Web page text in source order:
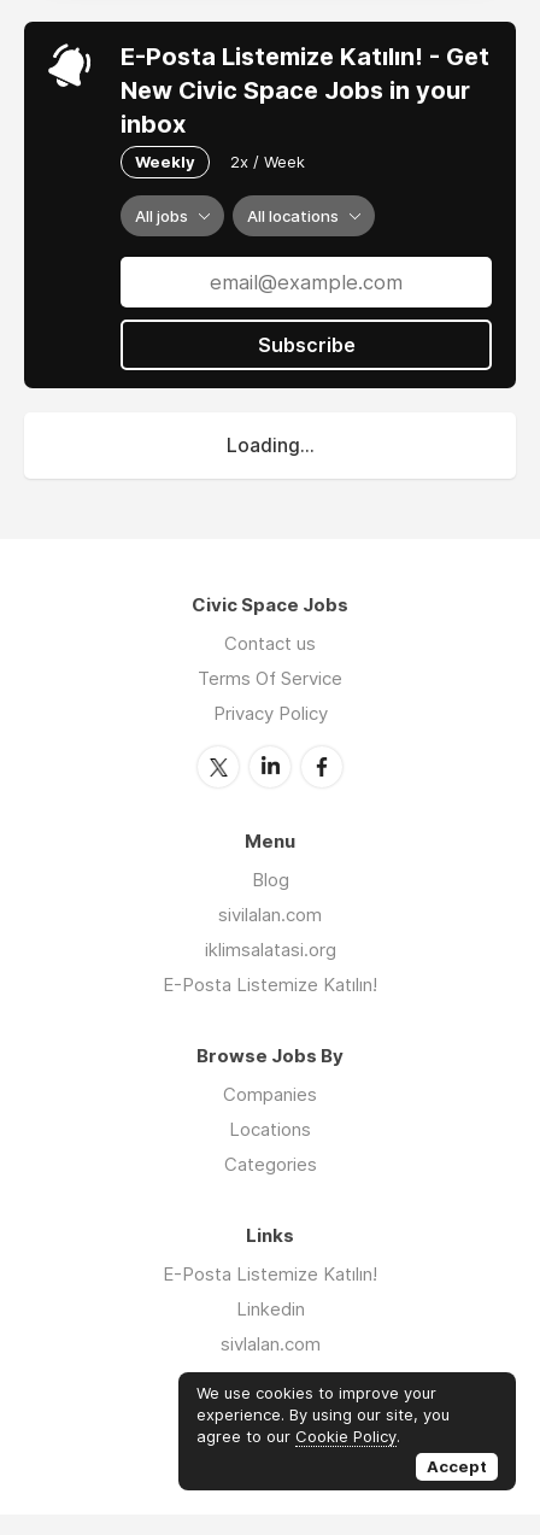
E-Posta Listemize Katılın! - Get
New Civic Space Jobs in your
inbox
Weekly 2x / Week
All jobs All locations
Subscribe
Loading...
Civic Space Jobs
Contact us
Terms Of Service
Privacy Policy
Menu
Blog
sivilalan.com
iklimsalatasi.org
E-Posta Listemize Katılın!
Browse Jobs By
Companies
Locations
Categories
Links
E-Posta Listemize Katılın!
Linkedin
sivlalan.com
WhatsApp Kanalı
iklimsalatasi.org
Twitter
We use cookies to improve your
experience. By using our site, you
agree to our Cookie Policy.
Accept